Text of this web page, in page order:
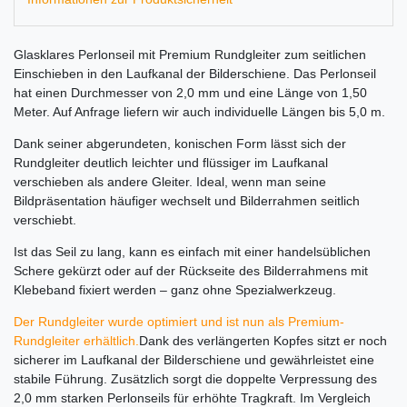
Glasklares Perlonseil mit Premium Rundgleiter zum seitlichen
Einschieben in den Laufkanal der Bilderschiene. Das Perlonseil
hat einen Durchmesser von 2,0 mm und eine Länge von 1,50
Meter. Auf Anfrage liefern wir auch individuelle Längen bis 5,0 m.
Dank seiner abgerundeten, konischen Form lässt sich der
Rundgleiter deutlich leichter und flüssiger im Laufkanal
verschieben als andere Gleiter. Ideal, wenn man seine
Bildpräsentation häufiger wechselt und Bilderrahmen seitlich
verschiebt.
Ist das Seil zu lang, kann es einfach mit einer handelsüblichen
Schere gekürzt oder auf der Rückseite des Bilderrahmens mit
Klebeband fixiert werden – ganz ohne Spezialwerkzeug.
Der Rundgleiter wurde optimiert und ist nun als Premium-
Rundgleiter erhältlich. Dank des verlängerten Kopfes sitzt er noch
sicherer im Laufkanal der Bilderschiene und gewährleistet eine
stabile Führung. Zusätzlich sorgt die doppelte Verpressung des
2,0 mm starken Perlonseils für erhöhte Tragkraft. Im Vergleich